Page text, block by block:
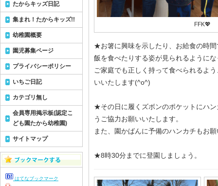
FFK💖
★お箸に興味を示したり、お給食の時
飯を食べたりする姿が見られるように
ご家庭でも正しく持って食べられるよ
いいたします(^o^)
★その日に履くズボンのポケットにハ
うご協力お願いいたします。
また、園かばんに予備のハンカチもお
★8時30分までに登園しましょう。
たからキッズ日記
集まれ！たからキッズ!!
幼稚園概要
園児募集ページ
プライバシーポリシー
いちご日記
カテゴリ無し
会員専用掲示板(認定こ
ども園たから幼稚園)
サイトマップ
はてなブックマーク